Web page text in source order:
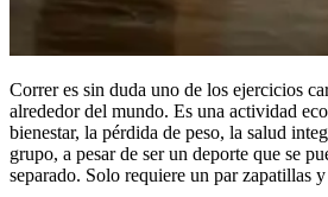
Correr es sin duda uno de los ejercicios
alrededor del mundo. Es una actividad
bienestar, la pérdida de peso, la salud
grupo, a pesar de ser un deporte que se
separado. Solo requiere un par zapatillas